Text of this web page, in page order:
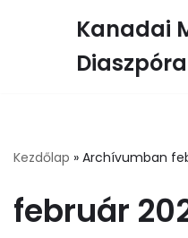
Kanadai
Diaszpóra
Kezdőlap » Archívumban
február